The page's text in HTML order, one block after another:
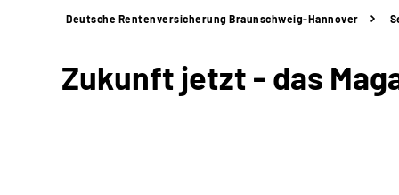
Deutsche Rentenversicherung Braunschweig-Hannover
Zukunft jetzt - das